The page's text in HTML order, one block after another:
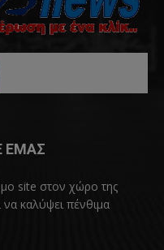
ΕΜΑΣ
site στον χώρο της
καλύψει πένθιμα